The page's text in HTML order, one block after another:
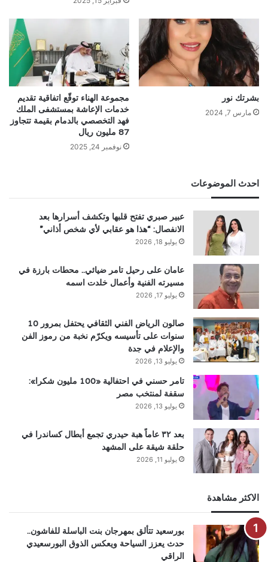
بشرتك نور
مارس 7, 2024
مجموعة الهناء توقّع اتفاقية تقديم
خدمات الإعاشة بمستشفى الملك
فهد التخصصي بالدمام بقيمة تتجاوز
87 مليون ريال
نوفمبر 24, 2025
احدث الموضوعات
عبير صبري تفتح قلبها وتكشف أسرارها بعد
الانفصال: “هذا هو عقابي لأي شخص أذاني”
يوليو 18, 2026
عامان على رحيل تامر ضيائي.. محطات بارزة في
مسيرته الفنية وأعمال خلدت اسمه
يوليو 17, 2026
صالون الرياض الفني الثقافي يحتفل بمرور 10
سنوات على تأسيسه ويكرّم نخبة من رموز الفن
والإعلام في جدة
يوليو 13, 2026
تامر حسني في احتفالية «100 مليون شكرا»:
سقفة لمنتخب مصر
يوليو 13, 2026
بعد ٣٢ عاماً هبة حيدري تجمع أبطال كساندرا في
حلقة شيقة على المشهد
يوليو 11, 2026
الاكثر مشاهدة
بورسعيد تتألق بمهرجان بنت الباسلة للفاشون..
حدث يعزز السياحة ويعكس الذوق البورسعيدي
الراقي